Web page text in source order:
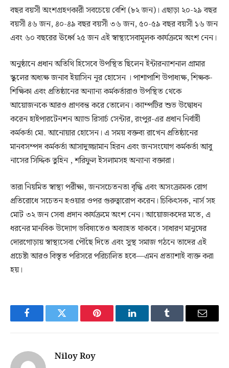
বছর বয়সী অংশগ্রহণকারী সবচেয়ে বেশি (৮২ জন)। এছাড়া ২০-২৯ বছর
বয়সী ৪৬ জন, ৪০-৪৯ বছর বয়সী ৩৬ জন, ৫০-৫৯ বছর বয়সী ১৬ জন
এবং ৬০ বছরের ঊর্ধ্বে ২৫ জন এই স্বাস্থ্যসেবামূলক কার্যক্রমে অংশ নেন।
অনুষ্ঠানে প্রধান অতিথি হিসেবে উপস্থিত ছিলেন ইন্টারন্যাশনাল গ্রামার
স্কুলের অধ্যক্ষ জনাব ইয়াসিন নূর হোসেন । পাশাপাশি উপাধ্যক্ষ, শিক্ষক-
শিক্ষিকা এবং প্রতিষ্ঠানের অন্যান্য কর্মকর্তারাও উপস্থিত থেকে
আয়োজনকে আরও প্রাণবন্ত করে তোলেন। ক্যাম্পটির শুভ উদ্বোধন
করেন হাইপারটেনশন অ্যান্ড রিসার্চ সেন্টার, রংপুর-এর প্রধান নির্বাহী
কর্মকর্তা মো. আনোয়ার হোসেন। এ সময় বক্তব্য রাখেন প্রতিষ্ঠানের
মানবসম্পদ কর্মকর্তা আসাদুজ্জামান হিরন এবং জনসংযোগ কর্মকর্তা আবু
নাসের সিদ্দিক তুহিন , শরিফুল ইসলামসহ অন্যান্য বক্তারা।
তারা নিয়মিত স্বাস্থ্য পরীক্ষা, জনসচেতনতা বৃদ্ধি এবং অসংক্রামক রোগ
প্রতিরোধে সচেতন হওয়ার ওপর গুরুত্বারোপ করেন। চিকিৎসক, নার্স সহ
মোট ৩২ জন সেবা প্রদান কার্যক্রমে অংশ নেন। আয়োজকদের মতে, এ
ধরনের মানবিক উদ্যোগ ভবিষ্যতেও অব্যাহত থাকবে। সাধারণ মানুষের
দোরগোড়ায় স্বাস্থ্যসেবা পৌঁছে দিতে এবং সুস্থ সমাজ গঠনে তাদের এই
প্রচেষ্টা আরও বিস্তৃত পরিসরে পরিচালিত হবে—এমন প্রত্যাশাই ব্যক্ত করা
হয়।
FacebookTwitter Pinterest LinkedInTumblr Email
Niloy Roy